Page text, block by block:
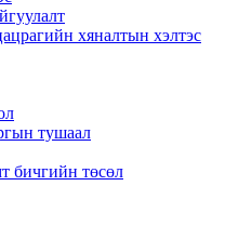
хяналтын хэлтэс
тушаал
бичгийн төсөл